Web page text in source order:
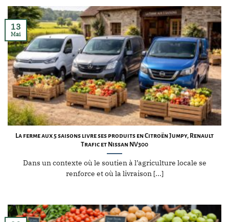
La ferme aux 5 saisons livre ses produits en Citroën Jumpy, Renault
Trafic et Nissan NV300
Dans un contexte où le soutien à l’agriculture locale se
renforce et où la livraison [...]
13
Mai